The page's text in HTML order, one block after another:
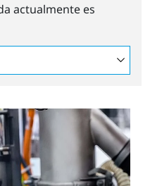
actualmente es